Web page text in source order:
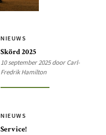
NIEUWS
Skörd 2025
10 september 2025 door Carl-
Fredrik Hamilton
NIEUWS
Service!